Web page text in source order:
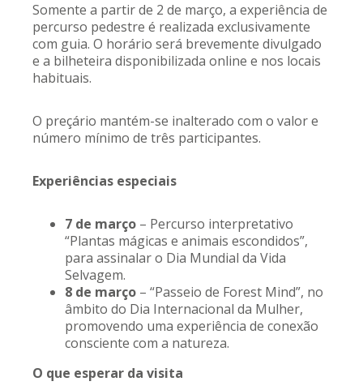
Somente a partir de 2 de março, a experiência de
percurso pedestre é realizada exclusivamente
com guia. O horário será brevemente divulgado
e a bilheteira disponibilizada online e nos locais
habituais.
O preçário mantém-se inalterado com o valor e
número mínimo de três participantes.
Experiências especiais
7 de março – Percurso interpretativo
“Plantas mágicas e animais escondidos”,
para assinalar o Dia Mundial da Vida
Selvagem.
8 de março – “Passeio de Forest Mind”, no
âmbito do Dia Internacional da Mulher,
promovendo uma experiência de conexão
consciente com a natureza.
O que esperar da visita